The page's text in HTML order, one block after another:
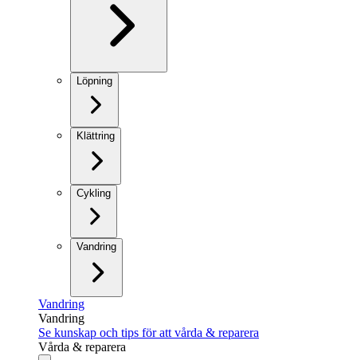
Löpning
Klättring
Cykling
Vandring
Vandring
Vandring
Se kunskap och tips för att vårda & reparera
Vårda & reparera